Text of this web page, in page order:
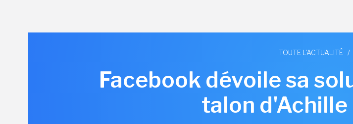
TOUTE L'ACTUALITÉ /
Facebook dévoile sa
talon d'Achille